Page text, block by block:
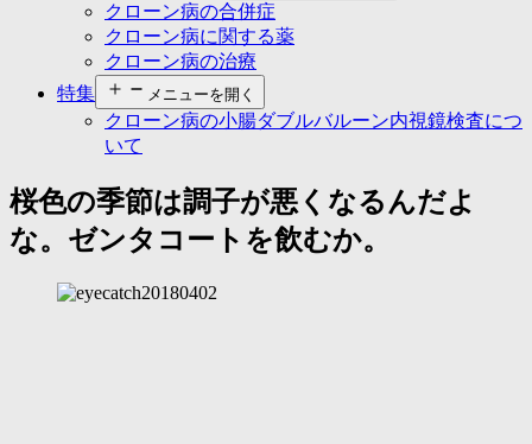
クローン病の合併症
クローン病に関する薬
クローン病の治療
特集
メニューを開く
クローン病の小腸ダブルバルーン内視鏡検査につ
いて
桜色の季節は調子が悪くなるんだよ
な。ゼンタコートを飲むか。